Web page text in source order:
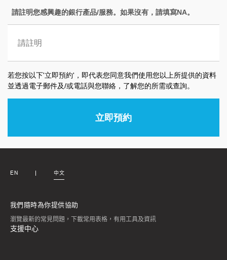
EN 中文
我們隨時為你提供協助
瀏覽最新的常見問題，下載常用表格，有用工具及資訊
支援中心